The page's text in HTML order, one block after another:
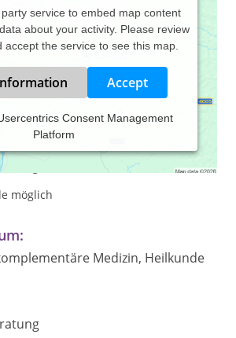
service to embed map content
about your activity. Please review
accept the service to see this map.
Accept
Consent Management
Platform
möglich
Medizin, Heilkunde